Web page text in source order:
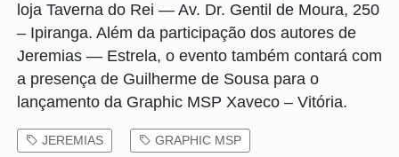
loja Taverna do Rei — Av. Dr. Gentil de Moura, 250
– Ipiranga. Além da participação dos autores de
Jeremias — Estrela, o evento também contará com
a presença de Guilherme de Sousa para o
lançamento da Graphic MSP Xaveco – Vitória.
JEREMIAS GRAPHIC MSP